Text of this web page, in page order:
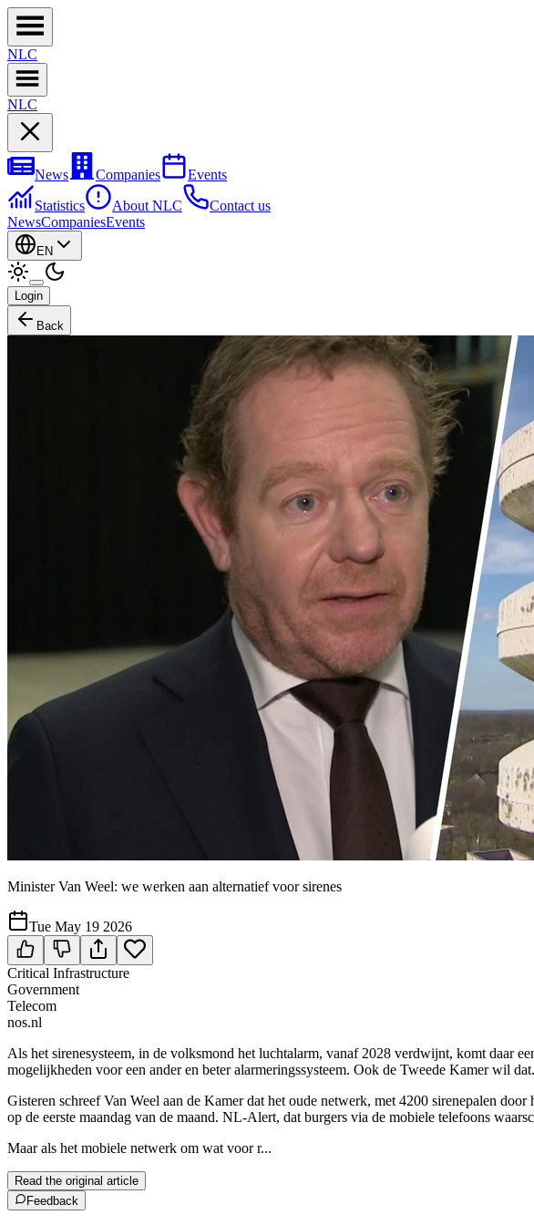
NLC
NLC
News Companies
Events
Statistics
About NLC
Contact us
NewsCompaniesEvents
EN
Login
Back
Minister Van Weel: we werken aan alternatief voor sirenes
Tue May 19 2026
Critical Infrastructure
Government
Telecom
nos.nl
Als het sirenesysteem, in de volksmond het luchtalarm, vanaf 2028 verdwijnt, komt daar
mogelijkheden voor een ander en beter alarmeringssysteem. Ook de Tweede Kamer wil dat.
Gisteren schreef Van Weel aan de Kamer dat het oude netwerk, met 4200 sirenepalen
op de eerste maandag van de maand. NL-Alert, dat burgers via de mobiele telefoons
Maar als het mobiele netwerk om wat voor r...
Read the original article
Feedback